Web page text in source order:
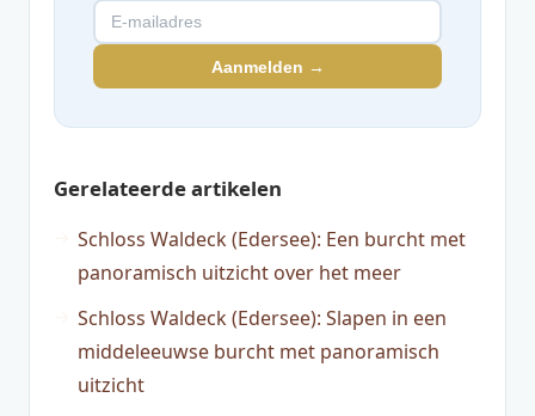
Aanmelden →
Gerelateerde artikelen
Schloss Waldeck (Edersee): Een burcht met
panoramisch uitzicht over het meer
Schloss Waldeck (Edersee): Slapen in een
middeleeuwse burcht met panoramisch
uitzicht